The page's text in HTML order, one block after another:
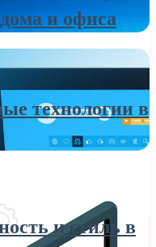
и офиса
технологии в
и стиль в